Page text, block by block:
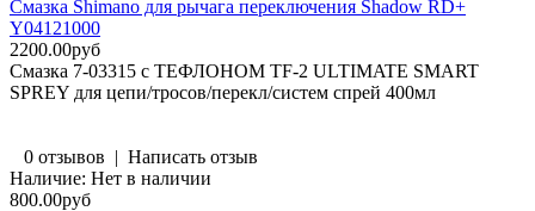
Смазка Shimano для рычага переключения Shadow RD+
Y04121000
2200.00руб
Смазка 7-03315 с ТЕФЛОНОМ TF-2 ULTIMATE SMART
SPREY для цепи/тросов/перекл/систем спрей 400мл
0 отзывов | Написать отзыв
Наличие: Нет в наличии
800.00руб